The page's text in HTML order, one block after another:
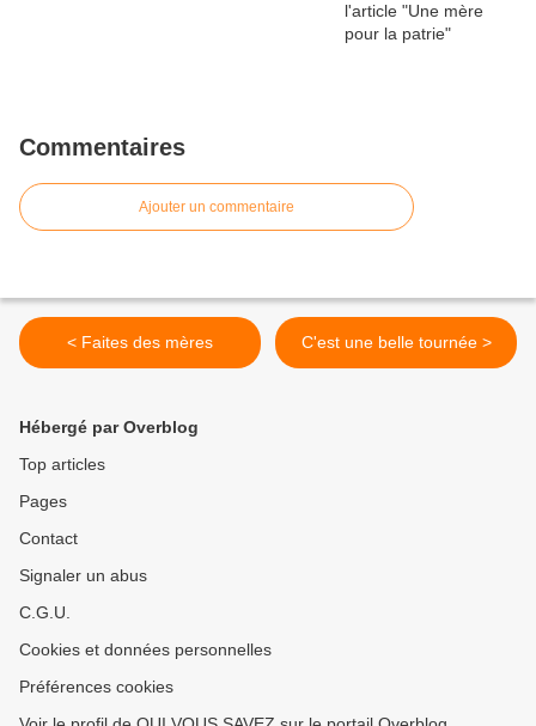
Commentaires
Ajouter un commentaire
< Faites des mères C'est une belle tournée >
Hébergé par Overblog
Top articles
Pages
Contact
Signaler un abus
C.G.U.
Cookies et données personnelles
Préférences cookies